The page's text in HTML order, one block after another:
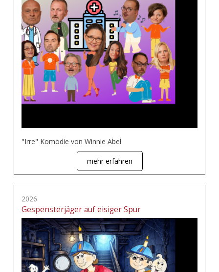
"Irre" Komödie von Winnie Abel
mehr erfahren
2026
Gespensterjäger auf eisiger Spur